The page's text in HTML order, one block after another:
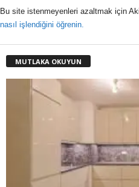
Bu site istenmeyenleri azaltmak için
nasıl işlendiğini öğrenin.
MUTLAKA OKUYUN